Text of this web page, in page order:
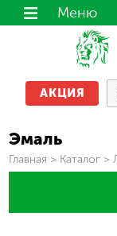
АКЦИЯ
Меню
Эмаль
Вы здесь
Главная > Каталог >